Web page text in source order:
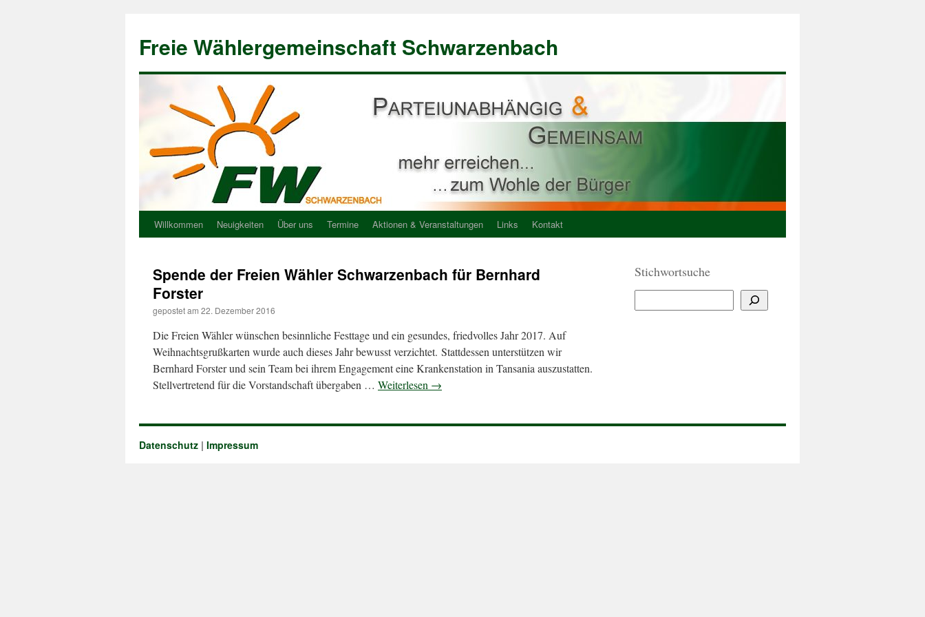
Freie Wählergemeinschaft Schwarzenbach
Willkommen Neuigkeiten Über uns Termine Aktionen & Veranstaltungen Links Kontakt
Spende der Freien Wähler Schwarzenbach für Bernhard
Forster
gepostet am 22. Dezember 2016
Die Freien Wähler wünschen besinnliche Festtage und ein gesundes, friedvolles Jahr 2017. Auf
Weihnachtsgrußkarten wurde auch dieses Jahr bewusst verzichtet. Stattdessen unterstützen wir
Bernhard Forster und sein Team bei ihrem Engagement eine Krankenstation in Tansania auszustatten.
Stellvertretend für die Vorstandschaft übergaben … Weiterlesen →
Stichwortsuche
Datenschutz | Impressum